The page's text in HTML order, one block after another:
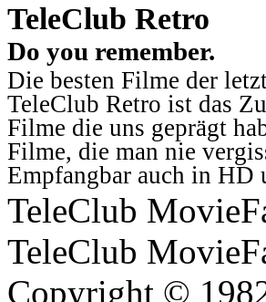
TeleClub Retro
Do you remember.
Die besten Filme der
TeleClub Retro ist das
Filme die uns geprägt
Filme, die man nie
Empfangbar auch in HD
TeleClub
TeleClub
Copyright ©